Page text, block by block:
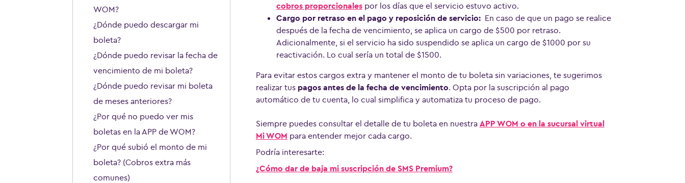
cobros proporcionales por los días que el servicio estuvo activo.
Cargo por retraso en el pago y reposición de servicio: En caso de que un pago se realice
después de la fecha de vencimiento, se aplica un cargo de $500 por retraso.
Adicionalmente, si el servicio ha sido suspendido se aplica un cargo de $1000 por su
reactivación. Lo cual sería un total de $1500.
Para evitar estos cargos extra y mantener el monto de tu boleta sin variaciones, te sugerimos
realizar tus pagos antes de la fecha de vencimiento. Opta por la suscripción al pago
automático de tu cuenta, lo cual simplifica y automatiza tu proceso de pago.
Siempre puedes consultar el detalle de tu boleta en nuestra APP WOM o en la sucursal virtual
Mi WOM para entender mejor cada cargo.
Podría interesarte:
¿Cómo dar de baja mi suscripción de SMS Premium?
WOM?
¿Dónde puedo descargar mi
boleta?
¿Dónde puedo revisar la fecha de
vencimiento de mi boleta?
¿Dónde puedo revisar mi boleta
de meses anteriores?
¿Por qué no puedo ver mis
boletas en la APP de WOM?
¿Por qué subió el monto de mi
boleta? (Cobros extra más
comunes)